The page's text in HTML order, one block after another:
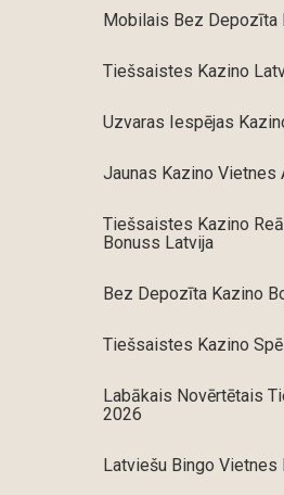
Mobilais Bez Depozīta
Tiešsaistes Kazino
Uzvaras Iespējas
Jaunas Kazino Vietnes
Tiešsaistes Kazino
Bonuss Latvija
Bez Depozīta Kazino
Tiešsaistes Kazino
Labākais Novērtētais
2026
Latviešu Bingo